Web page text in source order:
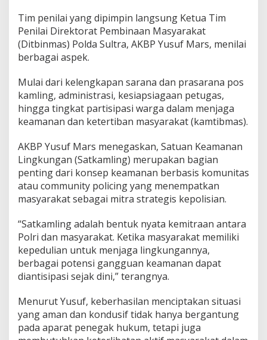
n
t
o
h
K
e
a
m
a
a
n
B
e
r
b
s
M
a
s
y
r
a
k
a
Tim penilai yang dipimpin langsung Ketua Tim
Penilai Direktorat Pembinaan Masyarakat
(Ditbinmas) Polda Sultra, AKBP Yusuf Mars, menilai
berbagai aspek.
Mulai dari kelengkapan sarana dan prasarana pos
kamling, administrasi, kesiapsiagaan petugas,
hingga tingkat partisipasi warga dalam menjaga
keamanan dan ketertiban masyarakat (kamtibmas).
AKBP Yusuf Mars menegaskan, Satuan Keamanan
Lingkungan (Satkamling) merupakan bagian
penting dari konsep keamanan berbasis komunitas
atau community policing yang menempatkan
masyarakat sebagai mitra strategis kepolisian.
“Satkamling adalah bentuk nyata kemitraan antara
Polri dan masyarakat. Ketika masyarakat memiliki
kepedulian untuk menjaga lingkungannya,
berbagai potensi gangguan keamanan dapat
diantisipasi sejak dini,” terangnya.
Menurut Yusuf, keberhasilan menciptakan situasi
yang aman dan kondusif tidak hanya bergantung
pada aparat penegak hukum, tetapi juga